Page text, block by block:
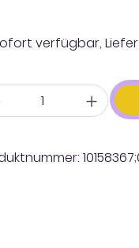
verfügbar,